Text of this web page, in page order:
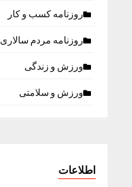
روزنامه كسب و كار
روزنامه مردم سالاری
ورزش و زندگی
ورزش و سلامتی
اطلاعات